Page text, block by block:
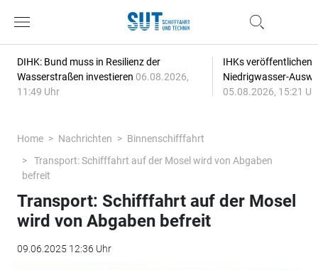
DIHK: Bund muss in Resilienz der
Wasserstraßen investieren 06.08.2026,
11:49 Uhr
IHKs veröffentlichen
Niedrigwasser-
05.08.2026, 15:21
Home Nachrichten
Binnenschifffahrt
Transport: Schifffahrt auf der Mosel wird von Abgaben
befreit
Transport: Schifffahrt auf der Mosel
wird von Abgaben befreit
09.06.2025 12:36 Uhr